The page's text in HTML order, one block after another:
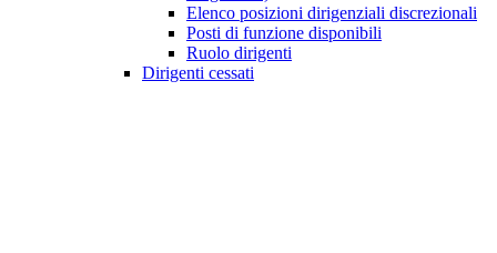
Elenco posizioni dirigenziali discrezionali
Posti di funzione disponibili
Ruolo dirigenti
Dirigenti cessati